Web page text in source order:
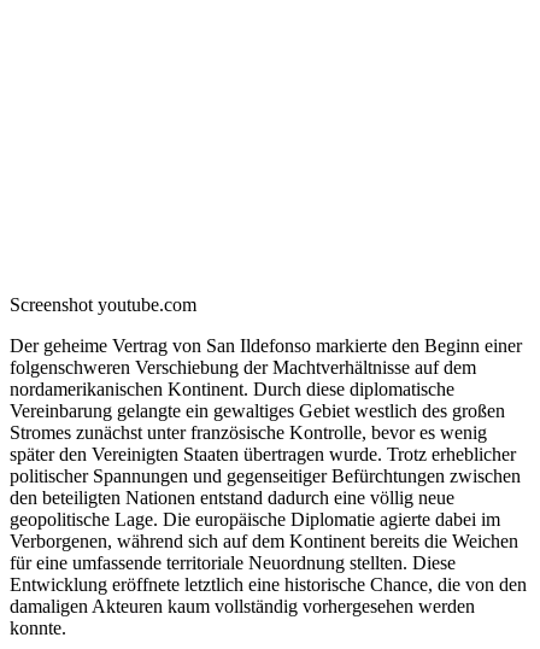
Screenshot youtube.com
Der geheime Vertrag von San Ildefonso markierte den Beginn einer
folgenschweren Verschiebung der Machtverhältnisse auf dem
nordamerikanischen Kontinent. Durch diese diplomatische
Vereinbarung gelangte ein gewaltiges Gebiet westlich des großen
Stromes zunächst unter französische Kontrolle, bevor es wenig
später den Vereinigten Staaten übertragen wurde. Trotz erheblicher
politischer Spannungen und gegenseitiger Befürchtungen zwischen
den beteiligten Nationen entstand dadurch eine völlig neue
geopolitische Lage. Die europäische Diplomatie agierte dabei im
Verborgenen, während sich auf dem Kontinent bereits die Weichen
für eine umfassende territoriale Neuordnung stellten. Diese
Entwicklung eröffnete letztlich eine historische Chance, die von den
damaligen Akteuren kaum vollständig vorhergesehen werden
konnte.